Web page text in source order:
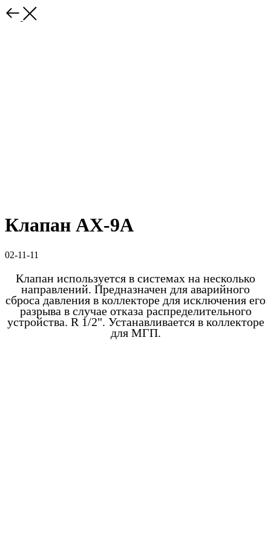
Клапан AX-9A
02-11-11
Клапан используется в системах на несколько
направлений. Предназначен для аварийного
сброса давления в коллекторе для исключения его
разрыва в случае отказа распределительного
устройства. R 1/2". Устанавливается в коллекторе
для МГП.